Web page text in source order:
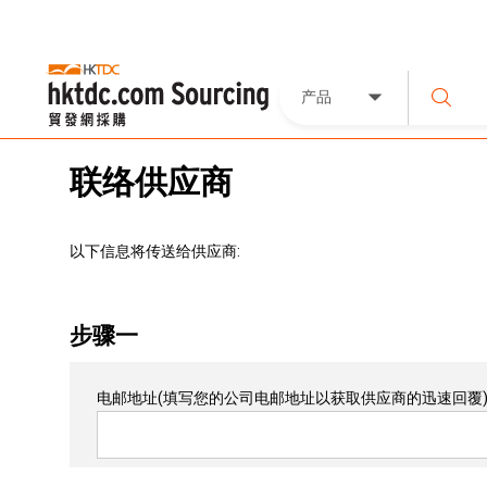
产品
联络供应商
以下信息将传送给供应商:
步骤一
电邮地址(填写您的公司电邮地址以获取供应商的迅速回覆)